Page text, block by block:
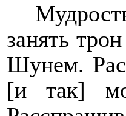
занять
Шунем.
[и так]